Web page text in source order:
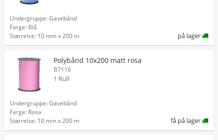
Undergruppe: Gavebånd
Farge: Blå
Størrelse: 10 mm x 200 m
på lager
Polybånd 10x200 matt rosa
B7116
1 Rull
Undergruppe: Gavebånd
Farge: Rosa
Størrelse: 10 mm x 200 m
få på lager